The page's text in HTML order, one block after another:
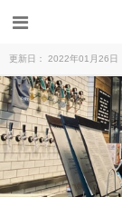
更新日： 2022年01月26日